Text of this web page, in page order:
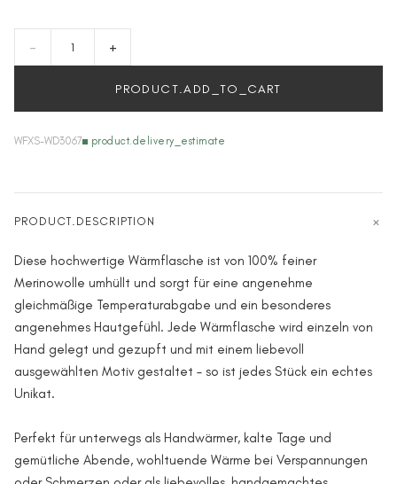
- +
PRODUCT.ADD_TO_CART
WFXS-WD3067 product.delivery_estimate
PRODUCT.DESCRIPTION
Diese hochwertige Wärmflasche ist von 100% feiner
Merinowolle umhüllt und sorgt für eine angenehme
gleichmäßige Temperaturabgabe und ein besonderes
angenehmes Hautgefühl. Jede Wärmflasche wird einzeln von
Hand gelegt und gezupft und mit einem liebevoll
ausgewählten Motiv gestaltet – so ist jedes Stück ein echtes
Unikat.
Perfekt für unterwegs als Handwärmer, kalte Tage und
gemütliche Abende, wohltuende Wärme bei Verspannungen